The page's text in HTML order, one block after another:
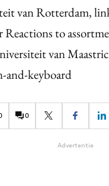
van Rotterdam,
to
van
and-keyboard
0
Advertentie